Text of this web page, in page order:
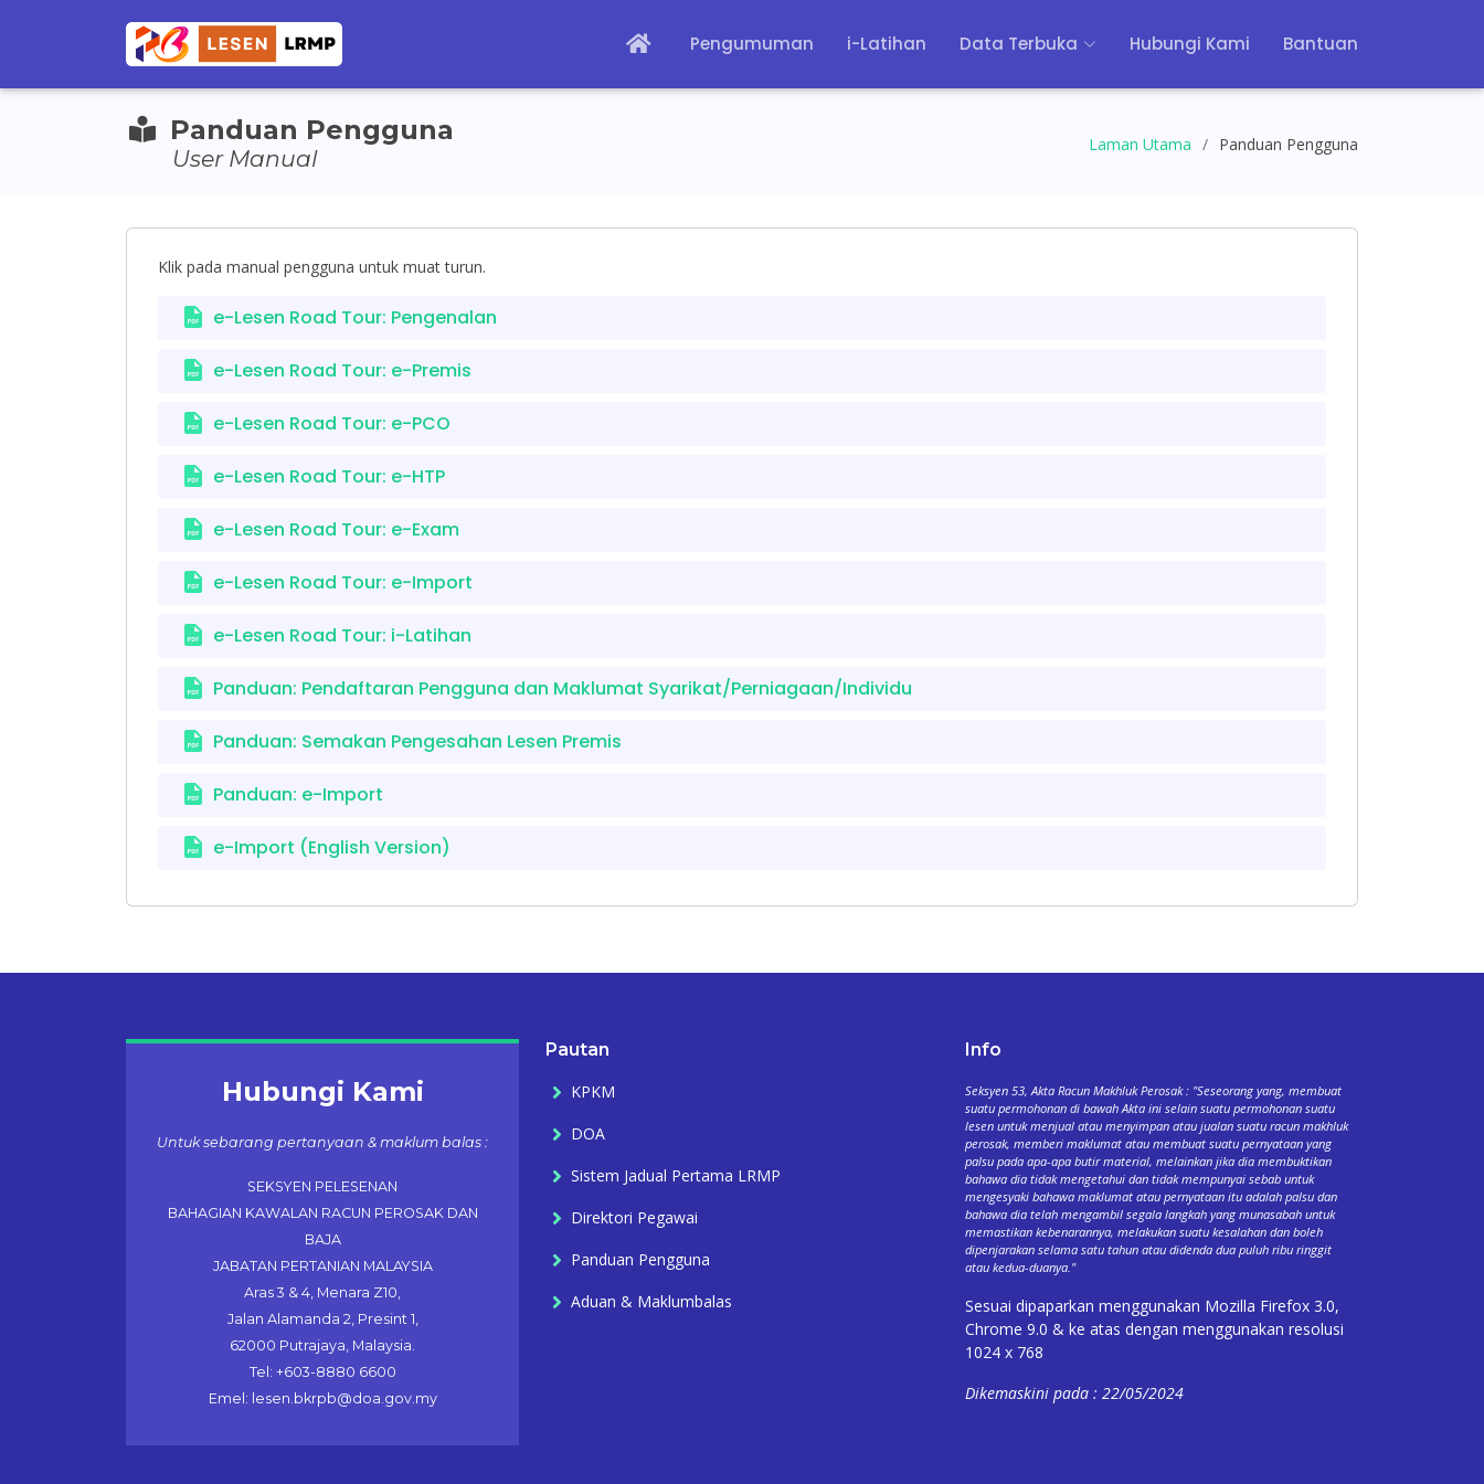
Pengumuman i-Latihan Data Terbuka Hubungi Kami Bantuan
Panduan Pengguna
User Manual
Laman Utama Panduan Pengguna
Klik pada manual pengguna untuk muat turun.
e-Lesen Road Tour: Pengenalan
e-Lesen Road Tour: e-Premis
e-Lesen Road Tour: e-PCO
e-Lesen Road Tour: e-HTP
e-Lesen Road Tour: e-Exam
e-Lesen Road Tour: e-Import
e-Lesen Road Tour: i-Latihan
Panduan: Pendaftaran Pengguna dan Maklumat Syarikat/Perniagaan/Individu
Panduan: Semakan Pengesahan Lesen Premis
Panduan: e-Import
e-Import (English Version)
Hubungi Kami
Untuk sebarang pertanyaan & maklum balas :
SEKSYEN PELESENAN
BAHAGIAN KAWALAN RACUN PEROSAK DAN
BAJA
JABATAN PERTANIAN MALAYSIA
Aras 3 & 4, Menara Z10,
Jalan Alamanda 2, Presint 1,
62000 Putrajaya, Malaysia.
Tel: +603-8880 6600
Emel: lesen.bkrpb@doa.gov.my
Pautan
KPKM
DOA
Sistem Jadual Pertama LRMP
Direktori Pegawai
Panduan Pengguna
Aduan & Maklumbalas
Info
Seksyen 53, Akta Racun Makhluk Perosak : "Seseorang yang, membuat
suatu permohonan di bawah Akta ini selain suatu permohonan suatu
lesen untuk menjual atau menyimpan atau jualan suatu racun makhluk
perosak, memberi maklumat atau membuat suatu pernyataan yang
palsu pada apa-apa butir material, melainkan jika dia membuktikan
bahawa dia tidak mengetahui dan tidak mempunyai sebab untuk
mengesyaki bahawa maklumat atau pernyataan itu adalah palsu dan
bahawa dia telah mengambil segala langkah yang munasabah untuk
memastikan kebenarannya, melakukan suatu kesalahan dan boleh
dipenjarakan selama satu tahun atau didenda dua puluh ribu ringgit
atau kedua-duanya."
Sesuai dipaparkan menggunakan Mozilla Firefox 3.0,
Chrome 9.0 & ke atas dengan menggunakan resolusi
1024 x 768
Dikemaskini pada : 22/05/2024